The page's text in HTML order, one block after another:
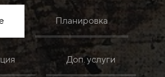
Планировка
Доп. услуги